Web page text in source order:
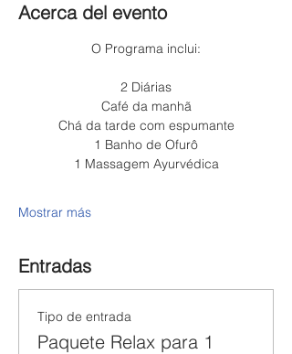
Acerca del evento
O Programa inclui:
2 Diárias
Café da manhã
Chá da tarde com espumante
1 Banho de Ofurô
1 Massagem Ayurvédica
Mostrar más
Entradas
Tipo de entrada
Paquete Relax para 1